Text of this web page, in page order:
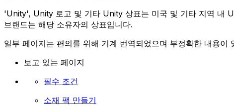
'Unity', Unity 로고 및 기타 Unity 상표는 미국 및 기타 지역 내
브랜드는 해당 소유자의 상표입니다.
일부 페이지는 편의를 위해 기계 번역되었으며 부정확한 내용
보고 있는 페이지
필수 조건
소재 팩 만들기